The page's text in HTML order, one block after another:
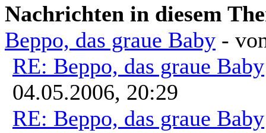
Nachrichten in diesem
Beppo, das graue Baby -
RE: Beppo, das graue Baby
04.05.2006, 20:29
RE: Beppo, das graue Baby